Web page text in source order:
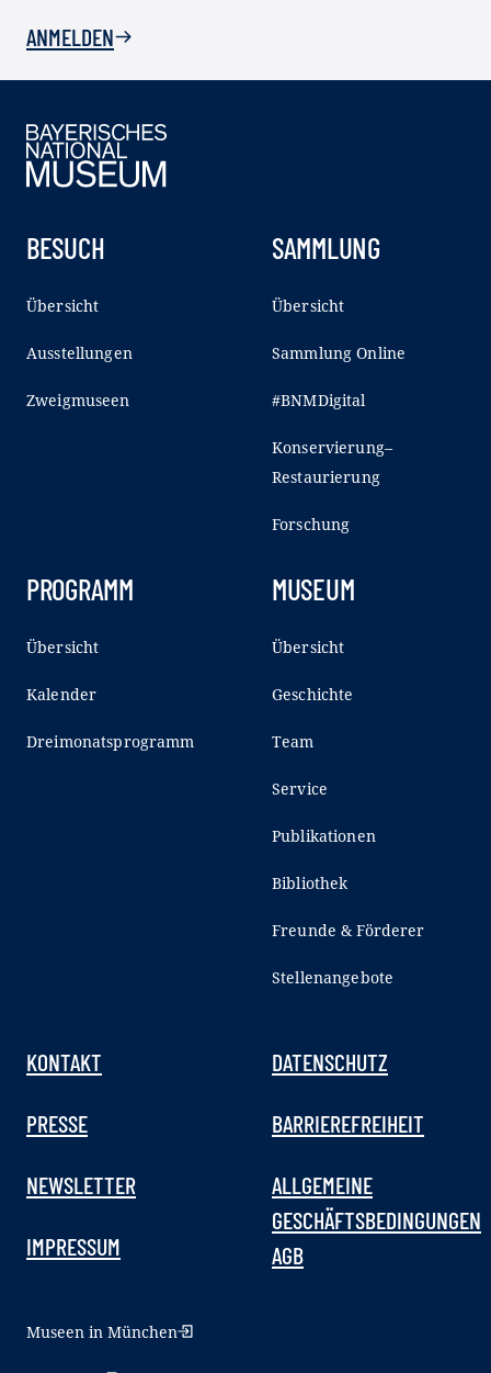
ANMELDEN
BESUCH
Übersicht
Ausstellungen
Zweigmuseen
SAMMLUNG
Übersicht
Sammlung Online
#BNMDigital
Konservierung–
Restaurierung
Forschung
PROGRAMM
Übersicht
Kalender
Dreimonatsprogramm
MUSEUM
Übersicht
Geschichte
Team
Service
Publikationen
Bibliothek
Freunde & Förderer
Stellenangebote
KONTAKT
PRESSE
NEWSLETTER
IMPRESSUM
DATENSCHUTZ
BARRIEREFREIHEIT
ALLGEMEINE
GESCHÄFTSBEDINGUNGEN
AGB
Museen in München